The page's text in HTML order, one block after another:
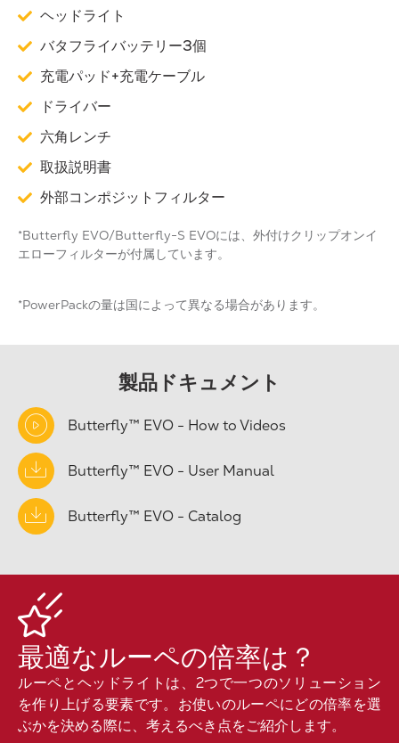
ヘッドライト
バタフライバッテリー3個
充電パッド+充電ケーブル
ドライバー
六角レンチ
取扱説明書
外部コンポジットフィルター
*Butterfly EVO/Butterfly-S EVOには、外付けクリップオンイ
エローフィルターが付属しています。
*PowerPackの量は国によって異なる場合があります。
製品ドキュメント
Butterfly™ EVO - How to Videos
Butterfly™ EVO - User Manual
Butterfly™ EVO - Catalog
最適なルーペの倍率は？
ルーペとヘッドライトは、2つで一つのソリューション
を作り上げる要素です。お使いのルーペにどの倍率を選
ぶかを決める際に、考えるべき点をご紹介します。